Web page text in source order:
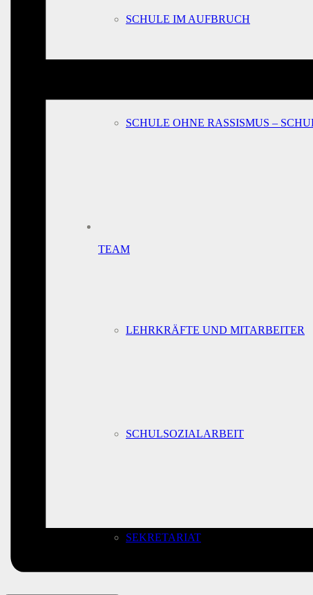
SCHULE IM AUFBRUCH
SCHULE OHNE RASSISMUS –
TEAM
LEHRKRÄFTE UND MITARBEITER
SCHULSOZIALARBEIT
SEKRETARIAT